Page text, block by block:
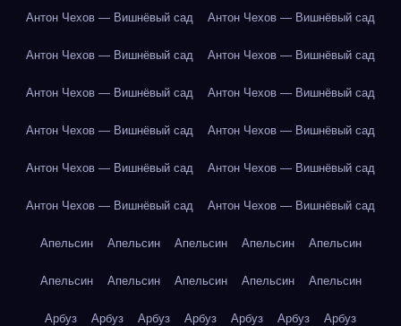
Антон Чехов — Вишнёвый сад Антон Чехов — Вишнёвый сад
Антон Чехов — Вишнёвый сад Антон Чехов — Вишнёвый сад
Антон Чехов — Вишнёвый сад Антон Чехов — Вишнёвый сад
Антон Чехов — Вишнёвый сад Антон Чехов — Вишнёвый сад
Антон Чехов — Вишнёвый сад Антон Чехов — Вишнёвый сад
Антон Чехов — Вишнёвый сад Антон Чехов — Вишнёвый сад
Апельсин Апельсин Апельсин Апельсин Апельсин
Апельсин Апельсин Апельсин Апельсин Апельсин
Арбуз Арбуз Арбуз Арбуз Арбуз Арбуз Арбуз